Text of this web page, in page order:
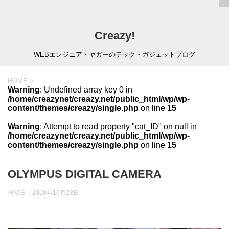
Creazy!
WEBエンジニア・ヤガーのテック・ガジェットブログ
HOME >
Warning: Undefined array key 0 in
/home/creazynet/creazy.net/public_html/wp/wp-
content/themes/creazy/single.php on line 15
Warning: Attempt to read property "cat_ID" on null in
/home/creazynet/creazy.net/public_html/wp/wp-
content/themes/creazy/single.php on line 15
OLYMPUS DIGITAL CAMERA
投稿日： 2018年10月23日